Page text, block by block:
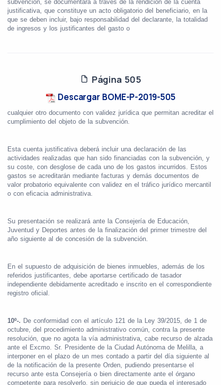
subvención, se documentará a través de la rendición de la cuenta
justificativa, que constituye un acto obligatorio del beneficiario, en la
que se deben incluir, bajo responsabilidad del declarante, la totalidad
de ingresos y los justificantes del gasto o
Página 505
Descargar BOME-P-2019-505
cualquier otro documento con validez jurídica que permitan acreditar el
cumplimiento del objeto de la subvención.
Esta cuenta justificativa deberá incluir una declaración de las
actividades realizadas que han sido financiadas con la subvención, y
su coste, con desglose de cada uno de los gastos incurridos. Estos
gastos se acreditarán mediante facturas y demás documentos de
valor probatorio equivalente con validez en el tráfico jurídico mercantil
o con eficacia administrativa.
Su presentación se realizará ante la Consejería de Educación,
Juventud y Deportes antes de la finalización del primer trimestre del
año siguiente al de concesión de la subvención.
En el supuesto de adquisición de bienes inmuebles, además de los
referidos justificantes, debe aportarse certificado de tasador
independiente debidamente acreditado e inscrito en el correspondiente
registro oficial.
10º-. De conformidad con el artículo 121 de la Ley 39/2015, de 1 de
octubre, del procedimiento administrativo común, contra la presente
resolución, que no agota la vía administrativa, cabe recurso de alzada
ante el Excmo. Sr. Presidente de la Ciudad Autónoma de Melilla, a
interponer en el plazo de un mes contado a partir del día siguiente al
de la notificación de la presente Orden, pudiendo presentarse el
recurso ante esta Consejería o bien directamente ante el órgano
competente para resolverlo, sin perjuicio de que pueda el interesado